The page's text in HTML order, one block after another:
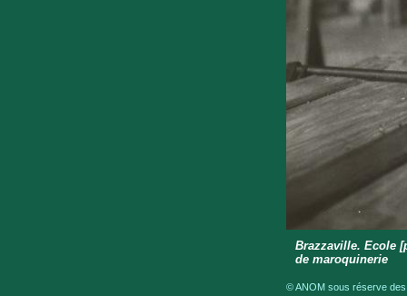
Brazzaville. Ecole
de maroquinerie
© ANOM sous réserve